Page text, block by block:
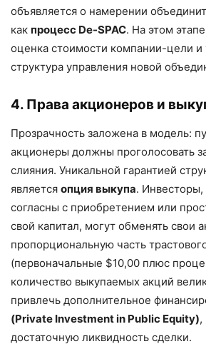
объявляется о намерении
как процесс De-SPAC. На этом
оценка стоимости компании-цели и
структура управления новой
4. Права акционеров и
Прозрачность заложена в модель:
акционеры должны проголосовать
слияния. Уникальной гарантией
является опция выкупа.
согласны с приобретением или
свой капитал, могут обменять свои
пропорциональную часть
(первоначальные $10,00 плюс
количество выкупаемых акций
привлечь дополнительное
(Private Investment in Public Equity),
достаточную ликвидность сделки.